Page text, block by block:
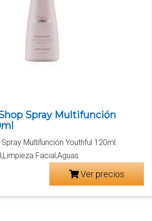
Spray Multifunción
Multifunción Youthful 120ml.
Facial,Aguas
Ver precios